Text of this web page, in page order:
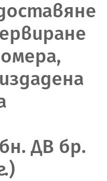
ДВ бр.